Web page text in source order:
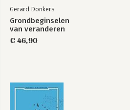
Gerard Donkers
Grondbeginselen
van veranderen
€ 46,90